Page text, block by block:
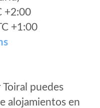
+2:00
+1:00
puedes
alojamientos en